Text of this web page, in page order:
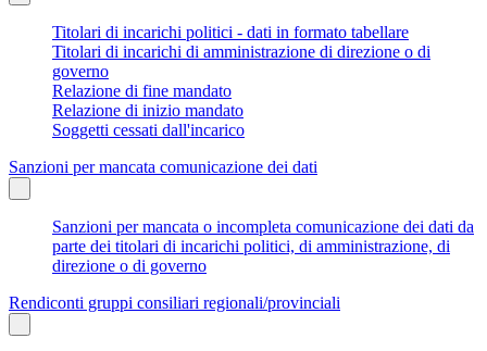
Titolari di incarichi politici - dati in formato tabellare
Titolari di incarichi di amministrazione di direzione o di
governo
Relazione di fine mandato
Relazione di inizio mandato
Soggetti cessati dall'incarico
Sanzioni per mancata comunicazione dei dati
Sanzioni per mancata o incompleta comunicazione dei dati da
parte dei titolari di incarichi politici, di amministrazione, di
direzione o di governo
Rendiconti gruppi consiliari regionali/provinciali